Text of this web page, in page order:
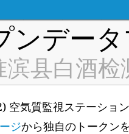
ンデー
县白酒检
気質監視ステーショ
ジから独自のトークン